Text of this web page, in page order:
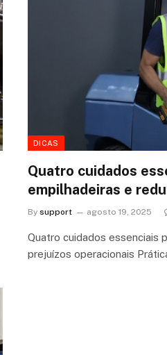
DICAS
Quatro cuidados
empilhadeiras e
By support agosto 19, 2025
Quatro cuidados essenciais
prejuízos operacionais